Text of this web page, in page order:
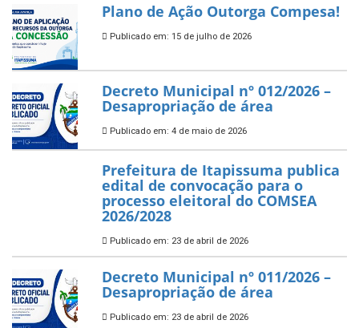
Plano de Ação Outorga Compesa!
Publicado em: 15 de julho de 2026
Decreto Municipal nº 012/2026 –
Desapropriação de área
Publicado em: 4 de maio de 2026
Prefeitura de Itapissuma publica
edital de convocação para o
processo eleitoral do COMSEA
2026/2028
Publicado em: 23 de abril de 2026
Decreto Municipal nº 011/2026 –
Desapropriação de área
Publicado em: 23 de abril de 2026